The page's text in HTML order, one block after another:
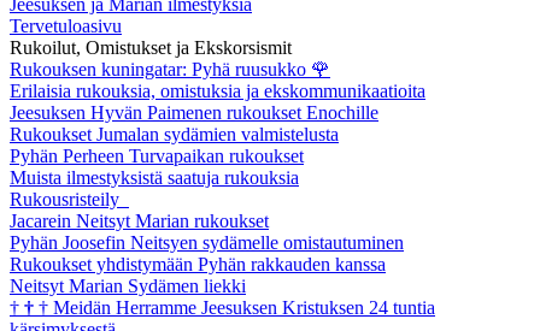
Tervetuloasivu
Rukoilut, Omistukset ja Ekskorsismit
Rukouksen kuningatar: Pyhä ruusukko 🌹
Erilaisia rukouksia, omistuksia ja ekskommunikaatioita
Jeesuksen Hyvän Paimenen rukoukset Enochille
Rukoukset Jumalan sydämien valmistelusta
Pyhän Perheen Turvapaikan rukoukset
Muista ilmestyksistä saatuja rukouksia
Rukousristeily
Jacarein Neitsyt Marian rukoukset
Pyhän Joosefin Neitsyen sydämelle omistautuminen
Rukoukset yhdistymään Pyhän rakkauden kanssa
Neitsyt Marian Sydämen liekki
† † † Meidän Herramme Jeesuksen Kristuksen 24 tuntia